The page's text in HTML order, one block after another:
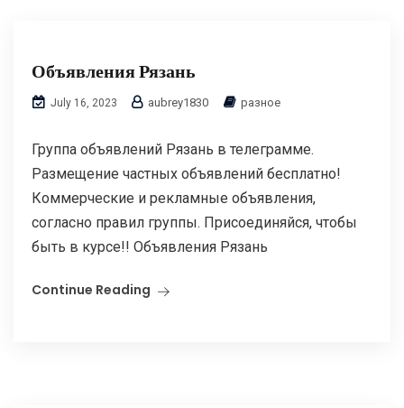
Объявления Рязань
July 16, 2023 aubrey1830 разное
Группа объявлений Рязань в телеграмме.
Размещение частных объявлений бесплатно!
Коммерческие и рекламные объявления,
согласно правил группы. Присоединяйся, чтобы
быть в курсе!! Объявления Рязань
Continue Reading